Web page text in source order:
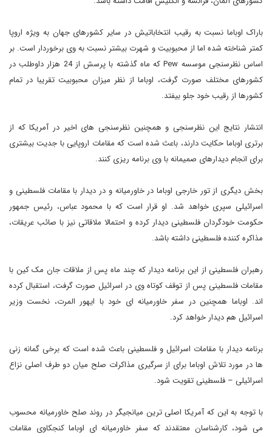
باراک اوباما نسبت به رقیب انتخاباتیش در سایر کشورهای جهان به ویژه اروپا
کمتر شناخته شده اما از محبوبیت و شهرت بیشتر نسبت به وی برخوردار است. بر
اساس نظرسنجی موسسه Pew
که ماه گذشته با پرسش از 24 هزار داوطلب در
کشورهای مختلف صورت گرفت، اوباما از نظر میزان محبوبیت تقریبا در تمام
کشورها از رقیب خود جلو بیفتد.
انتشار نتایج این نظرسنجی و همچنین نظرسنجی های اخیر در آمریکا که از
برتری اوباما حکایت دارند، باعث شده است که مقامات اروپایی با جدیت بیشتری
برای انجام دیدارهای صمیمانه با وی برنامه ریزی کنند.
بخش دیگری از تور خارجی اوباما در خاورمیانه و در دیدار با مقامات فلسطینی و
اسرائیلی سپری خواهد شد. او قرار است که با محمود عباس، رئیس جمهور
حکومت خودگردان فلسطینی دیدار کرده و احتمالا ملاقاتی نیز با صائب عریقات،
مذاکره کننده فلسطینی داشته باشد.
رهبران فلسطینی از این برنامه دیدار که چند ماه پس از ملاقات جان مک کین با
مقامات فلسطینی پس از توقف کوتاه وی در اسرائیل صورت گرفت، استقبال کرده
اند. اوباما همچنین در سفر خاورمیانه ای خود با ایهور المرت، نخست وزیر
اسرائیل هم دیدار خواهد کرد.
برنامه دیدار با مقامات اسرائیل و فلسطینی باعث شده است که برخی گمانه زنی
ها در مورد تلاش اوباما برای از سرگیری مذاکرات صلح میان دو طرف اصلی نزاع
اسرائیلی – فلسطینی تقویت شود.
با توجه به این که آمریکا اصلی ترین میانجیگر در روند صلح خاورمیانه محسوب
می شود، کارشناسان معتقدند که سفر خاورمیانه ای اوباما کنجکاوی مقامات